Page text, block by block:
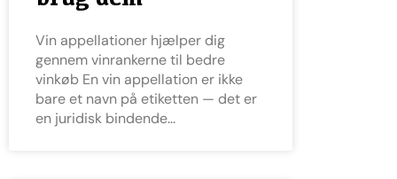
Vin appellationer hjælper dig
gennem vinrankerne til bedre
vinkøb En vin appellation er ikke
bare et navn på etiketten — det er
en juridisk bindende